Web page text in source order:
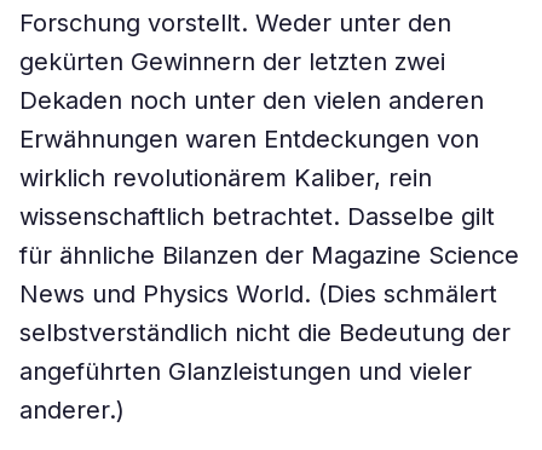
Forschung vorstellt. Weder unter den
gekürten Gewinnern der letzten zwei
Dekaden noch unter den vielen anderen
Erwähnungen waren Entdeckungen von
wirklich revolutionärem Kaliber, rein
wissenschaftlich betrachtet. Dasselbe gilt
für ähnliche Bilanzen der Magazine Science
News und Physics World. (Dies schmälert
selbstverständlich nicht die Bedeutung der
angeführten Glanzleistungen und vieler
anderer.)